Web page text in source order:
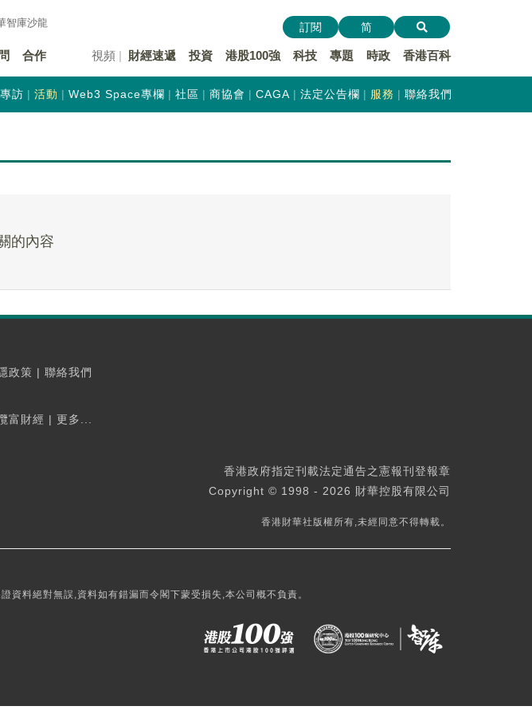
智庫沙龍
合作 視頻 財經速遞 投資 港股100強 科技 專題 時政 香港百科
訂閱 简
專訪 活動 Web3 Space專欄 社區 商協會 CAGA 法定公告欄 服務 聯絡我們
的內容
政策 | 聯絡我們
富財經 | 更多...
香港政府指定刊載法定通告之憲報刊登報章
Copyright © 1998 - 2026 財華控股有限公司
香港財華社版權所有,未經同意不得轉載。
資料絕對無誤,資料如有錯漏而令閣下蒙受損失,本公司概不負責。